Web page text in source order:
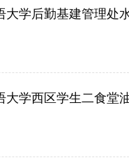
大学后勤基建管理处
大学西区学生二食堂